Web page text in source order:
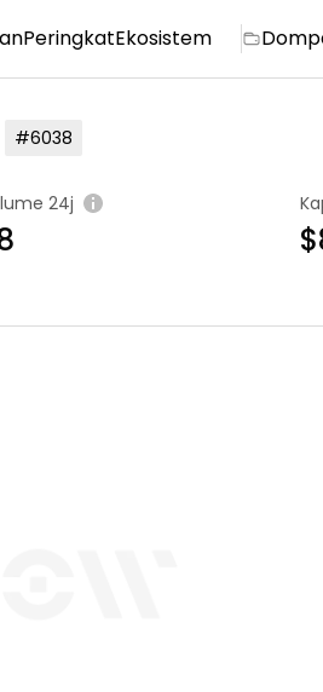
PeringkatEkosistem
#6038
24j